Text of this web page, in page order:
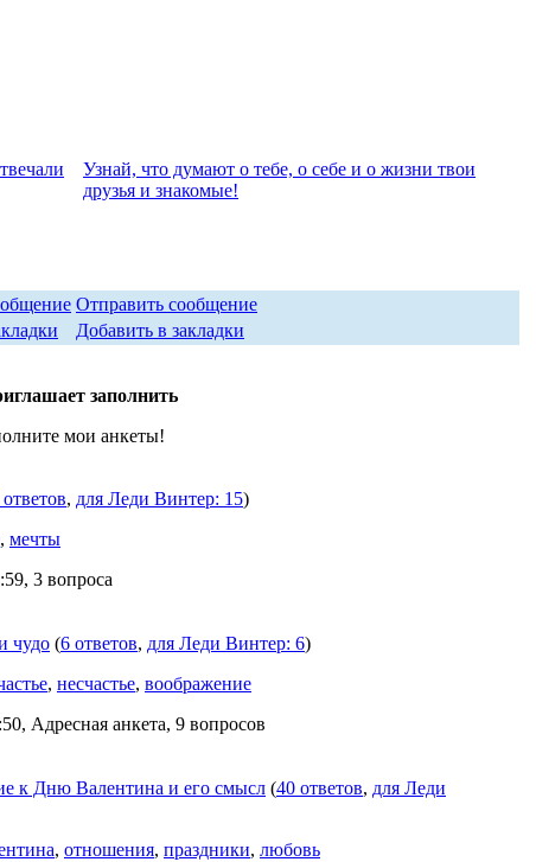
Узнай, что думают о тебе, о себе и о жизни твои
друзья и знакомые!
Отправить сообщение
Добавить в закладки
заполнить
мои анкеты!
, для Леди Винтер: 15)
, мечты
3 вопроса
чудо (6 ответов, для Леди Винтер: 6)
, несчастье, воображение
Адресная анкета, 9 вопросов
к Дню Валентина и его смысл (40 ответов, для Леди
, отношения, праздники, любовь